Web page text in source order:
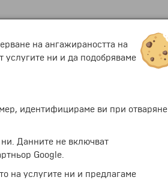
+71.50 €
на ангажираността на
услугите ни и да подобряваме
идентифицираме ви при отваряне
Данните не включват
Google.
на услугите ни и предлагаме